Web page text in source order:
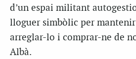
d’un espai militant
lloguer simbòlic per
arreglar-lo i comprar-ne de
Albà.